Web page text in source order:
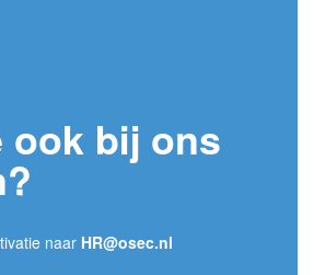
ook bij ons
naar HR@osec.nl